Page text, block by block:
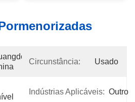
Circunstância: Usado
Indústrias Aplicáveis: Outro